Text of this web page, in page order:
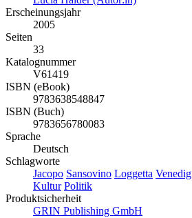
Erscheinungsjahr
2005
Seiten
33
Katalognummer
V61419
ISBN (eBook)
9783638548847
ISBN (Buch)
9783656780083
Sprache
Deutsch
Schlagworte
Jacopo Sansovino Loggetta Venedig
Kultur Politik
Produktsicherheit
GRIN Publishing GmbH